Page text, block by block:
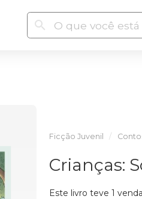
Ficção Juvenil
Crianças:
Este livro teve 1 venda